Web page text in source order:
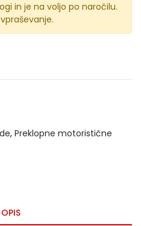
in je na voljo po naročilu.
, Preklopne motoristične
OPIS